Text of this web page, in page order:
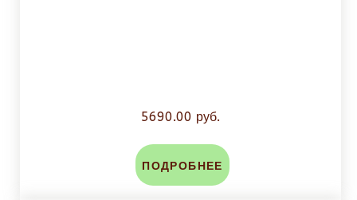
5690.00 руб.
ПОДРОБНЕЕ